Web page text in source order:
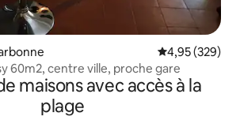
Évaluation
4,95 (329)
60m2, centre ville, proche gare
maisons avec accès à la
plage